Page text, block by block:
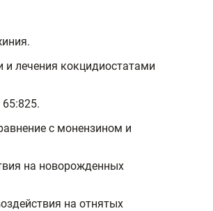
и лечения кокцидиостатами
с монензином и
на новорожденных
на отнятых